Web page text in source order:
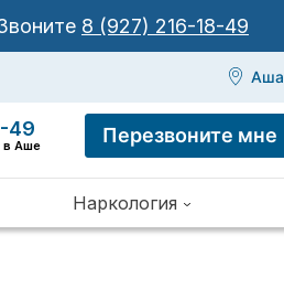
8 (927) 216-18-49
Аша
49
в Аше Перезвоните мне
Наркология